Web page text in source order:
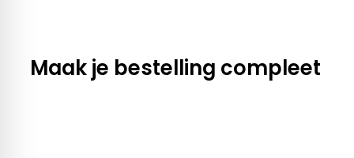
Maak je bestelling compleet